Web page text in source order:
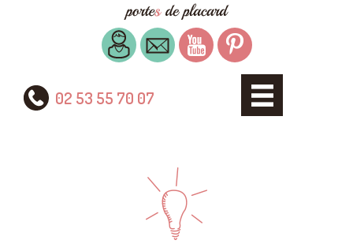
02 53 55 70 07